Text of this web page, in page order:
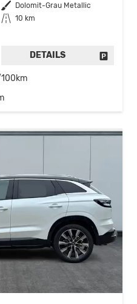
Außenfarbe
Dolomit-Grau Metallic
Kilometerstand
10 km
DETAILS